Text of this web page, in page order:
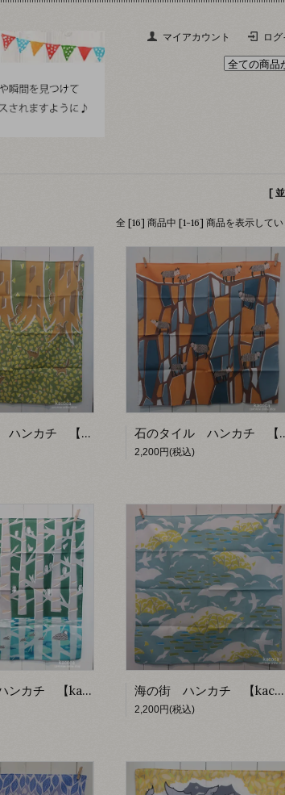
マイアカウント ロ
[
全 [16] 商品中 [1-16] 商品を表示して
黄色い絨毯 ハンカチ 【kacoca】 石のタイ
2,200円(税込)
水面の鏡 ハンカチ 【kacoca】 海の街 ハンカチ 【kacoca】
2,200円(税込)